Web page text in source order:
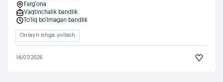
Farg‘ona
Vaqtinchalik bandlik
To‘liq bo‘lmagan bandlik
Onlayn ishga yollash
14/07/2026